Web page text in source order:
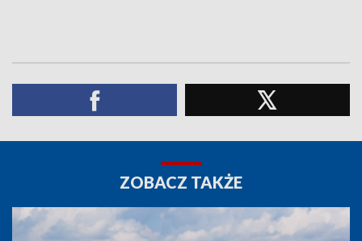
ZOBACZ TAKŻE